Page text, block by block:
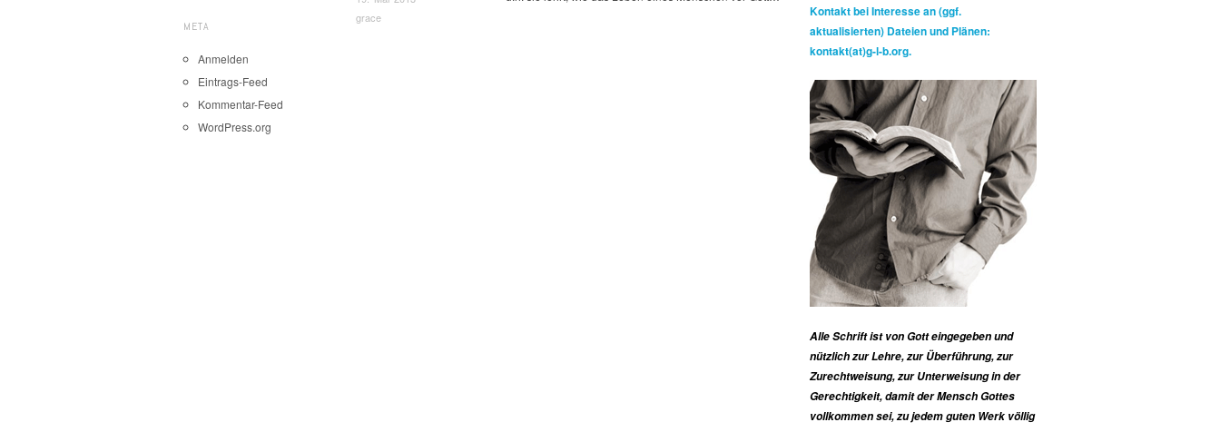
META
Anmelden
Eintrags-Feed
Kommentar-Feed
WordPress.org
grace
Kontakt bei Interesse an (ggf.
aktualisierten) Dateien und Plänen:
kontakt(at)g-l-b.org.
Alle Schrift ist von Gott eingegeben und
nützlich zur Lehre, zur Überführung, zur
Zurechtweisung, zur Unterweisung in der
Gerechtigkeit, damit der Mensch Gottes
vollkommen sei, zu jedem guten Werk völlig